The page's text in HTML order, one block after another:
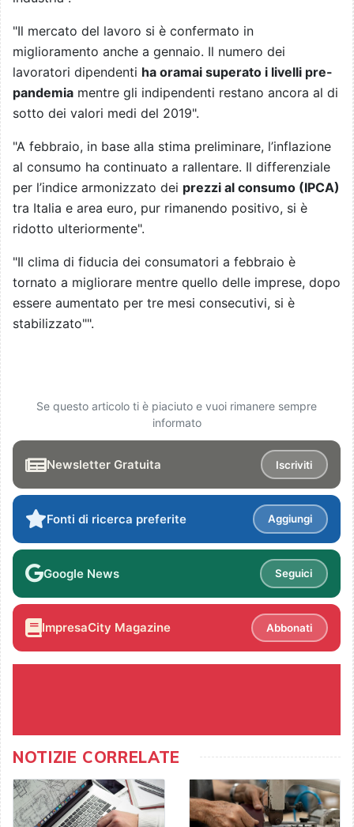
"Il mercato del lavoro si è confermato in
miglioramento anche a gennaio. Il numero dei
lavoratori dipendenti ha oramai superato i livelli pre-
pandemia mentre gli indipendenti restano ancora al di
sotto dei valori medi del 2019".
"A febbraio, in base alla stima preliminare, l’inflazione
al consumo ha continuato a rallentare. Il differenziale
per l’indice armonizzato dei prezzi al consumo (IPCA)
tra Italia e area euro, pur rimanendo positivo, si è
ridotto ulteriormente".
"Il clima di fiducia dei consumatori a febbraio è
tornato a migliorare mentre quello delle imprese, dopo
essere aumentato per tre mesi consecutivi, si è
stabilizzato"".
Se questo articolo ti è piaciuto e vuoi rimanere sempre
informato
Newsletter Gratuita Iscriviti
Fonti di ricerca preferite Aggiungi
Google News Seguici
ImpresaCity Magazine Abbonati
NOTIZIE CORRELATE